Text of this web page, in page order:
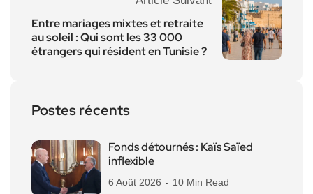
Entre mariages mixtes et retraite
au soleil : Qui sont les 33 000
étrangers qui résident en Tunisie ?
Postes récents
Fonds détournés : Kaïs Saïed
inflexible
6 Août 2026 10 Min Read